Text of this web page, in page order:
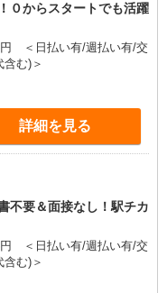
からスタートでも活躍
円 ＜日払い有/週払い有/交
む)＞
詳細を見る
要＆面接なし！駅チカ
円 ＜日払い有/週払い有/交
む)＞